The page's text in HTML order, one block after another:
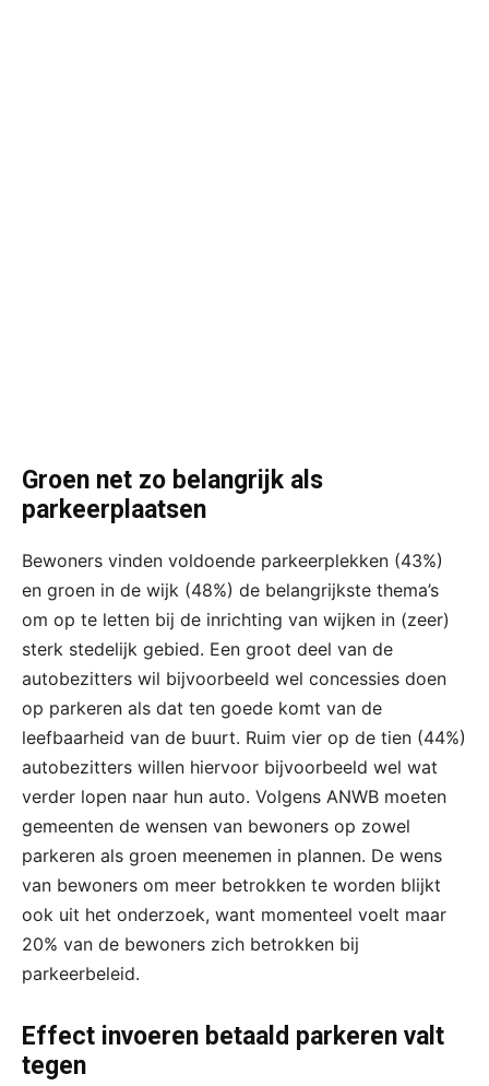
Groen net zo belangrijk als
parkeerplaatsen
Bewoners vinden voldoende parkeerplekken (43%)
en groen in de wijk (48%) de belangrijkste thema’s
om op te letten bij de inrichting van wijken in (zeer)
sterk stedelijk gebied. Een groot deel van de
autobezitters wil bijvoorbeeld wel concessies doen
op parkeren als dat ten goede komt van de
leefbaarheid van de buurt. Ruim vier op de tien (44%)
autobezitters willen hiervoor bijvoorbeeld wel wat
verder lopen naar hun auto. Volgens ANWB moeten
gemeenten de wensen van bewoners op zowel
parkeren als groen meenemen in plannen. De wens
van bewoners om meer betrokken te worden blijkt
ook uit het onderzoek, want momenteel voelt maar
20% van de bewoners zich betrokken bij
parkeerbeleid.
Effect invoeren betaald parkeren valt
tegen